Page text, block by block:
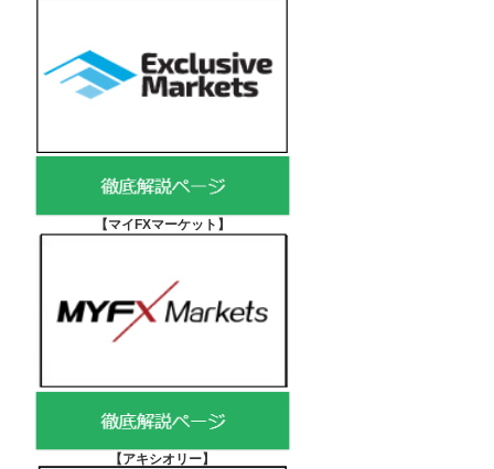
【マイFXマーケット 】
【アキシオリー】